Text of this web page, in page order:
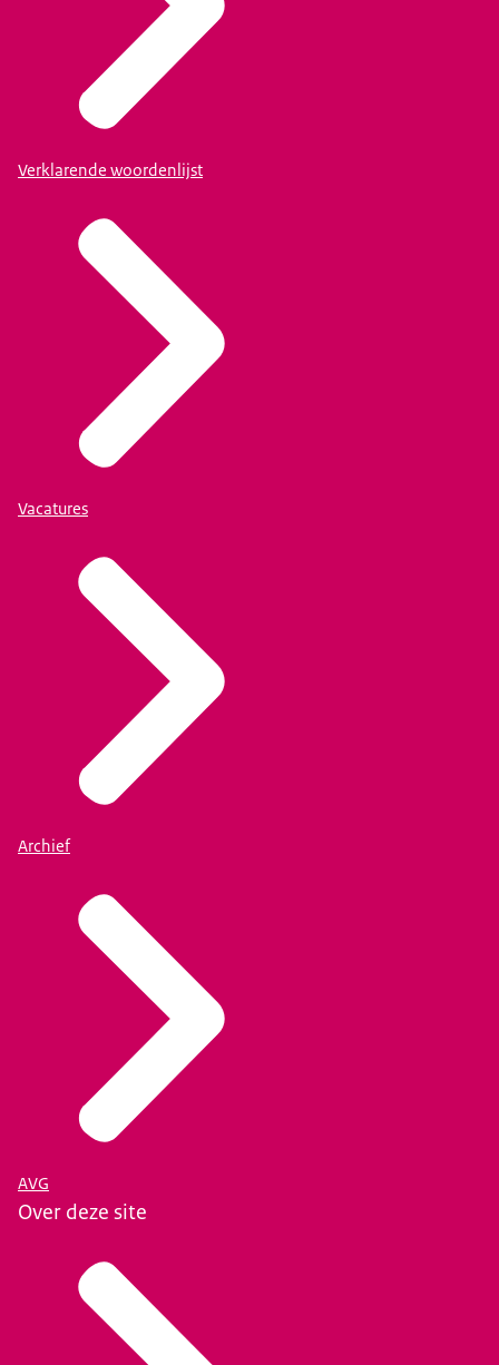
Verklarende woordenlijst
Vacatures
Archief
AVG
Over deze site